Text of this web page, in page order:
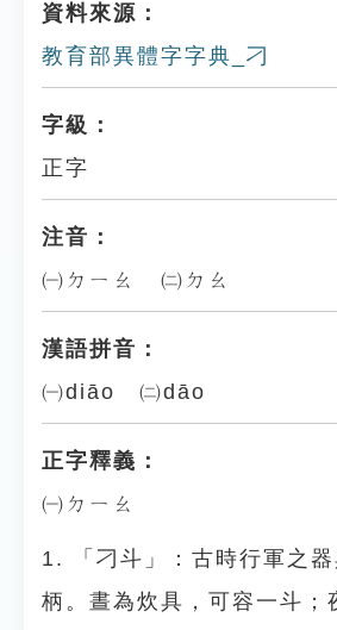
資料來源：
教育部異體字字典_刁
字級：
正字
注音：
㈠ㄉㄧㄠ ㈡ㄉㄠ
漢語拼音：
㈠diāo ㈡dāo
正字釋義：
㈠ㄉㄧㄠ
1. 「刁斗」：古時行軍之
柄。晝為炊具，可容一斗；